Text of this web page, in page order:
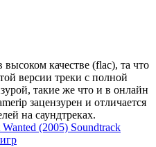
качестве (flac), та что
версии треки с полной
такие же что и в онлайн
зацензурен и отличается
на саундтреках.
(2005) Soundtrack